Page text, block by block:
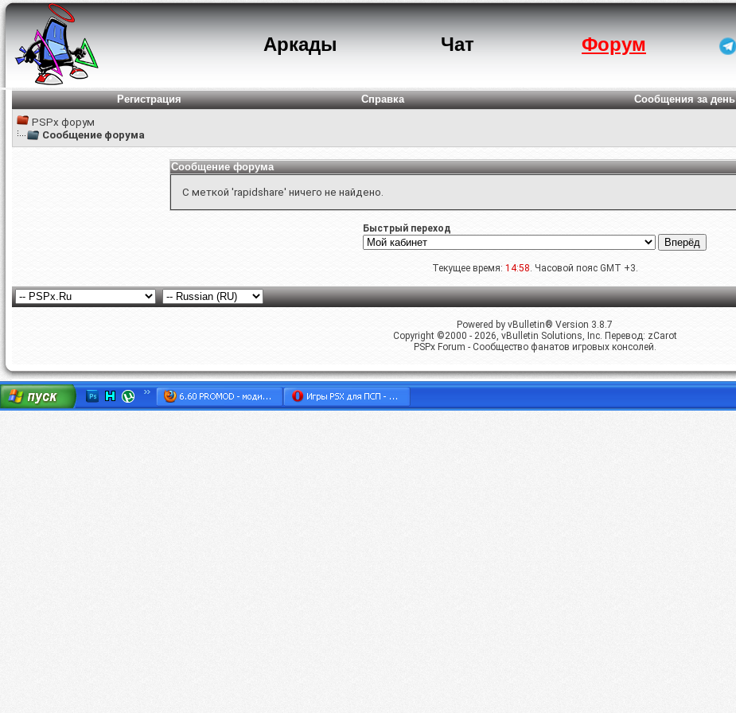
Аркады Чат Форум
Регистрация Справка Сообщения за день
PSPx форум
Сообщение форума
Сообщение форума
С меткой 'rapidshare' ничего не найдено.
Быстрый переход
Текущее время: 14:58. Часовой пояс GMT +3.
Powered by vBulletin® Version 3.8.7
Copyright ©2000 - 2026, vBulletin Solutions, Inc. Перевод: zCarot
PSPx Forum - Сообщество фанатов игровых консолей.